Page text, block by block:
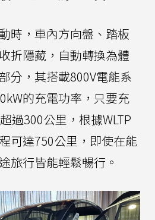
時，車內方向盤、踏板
折隱藏，自動轉換為體
分，其搭載800V電能系
的充電功率，只要充
過300公里，根據WLTP
可達750公里，即使在能
旅行皆能輕鬆暢行。